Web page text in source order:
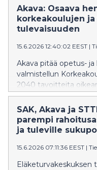
Opiskelijat vaativat
syrjinnän
edistämiseksi, kuten
Akava: Osaava
korkeakoulujen
tulevaisuuden
15.6.2026 12:40:02 EEST |
Akava pitää opetus-
valmistellun
2040 tavoitteita
nostaminen, laadun
turvaaminen sekä
ovat välttämättömiä
kilpailukyvyn ja
pitkäjänteisiä
SAK, Akava ja
parempi
ja tuleville
15.6.2026 07:11:36 EEST |
Eläketurvakeskuksen